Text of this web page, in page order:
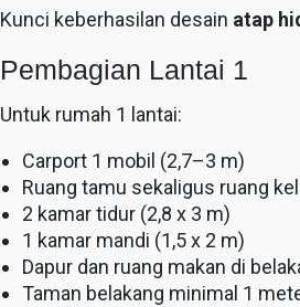
Kunci keberhasilan desain atap
Pembagian Lantai 1
Untuk rumah 1 lantai:
Carport 1 mobil (2,7–3 m)
Ruang tamu sekaligus ruang
2 kamar tidur (2,8 x 3 m)
1 kamar mandi (1,5 x 2 m)
Dapur dan ruang makan di
Taman belakang minimal 1